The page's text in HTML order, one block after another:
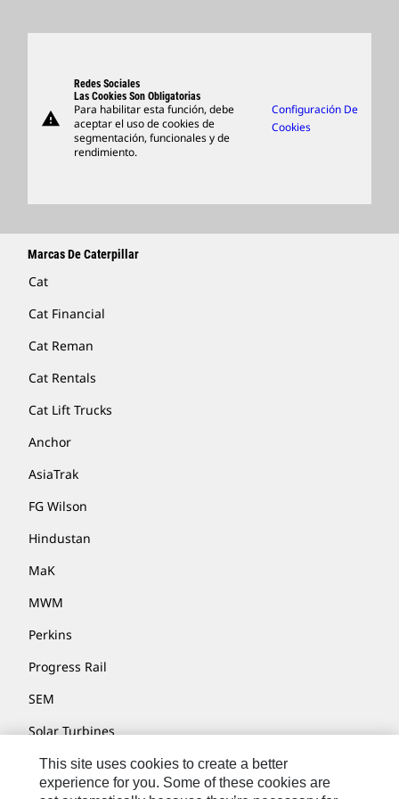
Support
Artículos
Encontrar Un Distribuidor
warning
Redes Sociales
Las Cookies Son Obligatorias
Para habilitar esta función, debe
aceptar el uso de cookies de
segmentación, funcionales y de
rendimiento.
Configuración De
Cookies
Marcas De Caterpillar
Cat
Cat Financial
Cat Reman
Cat Rentals
Cat Lift Trucks
Anchor
AsiaTrak
FG Wilson
Hindustan
MaK
MWM
Perkins
Progress Rail
SEM
Solar Turbines
SPM Oil & Gas
Turner Powertrain Systems
This site uses cookies to create a better
experience for you. Some of these cookies are